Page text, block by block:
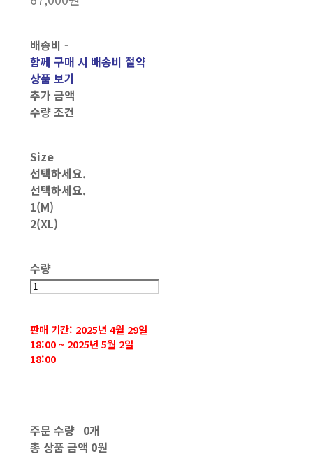
배송비 -
함께 구매 시 배송비 절약
상품 보기
추가 금액
수량 조건
Size
선택하세요.
선택하세요.
1(M)
2(XL)
수량
판매 기간: 2025년 4월 29일
18:00 ~ 2025년 5월 2일
18:00
주문 수량 0개
총 상품 금액 0원